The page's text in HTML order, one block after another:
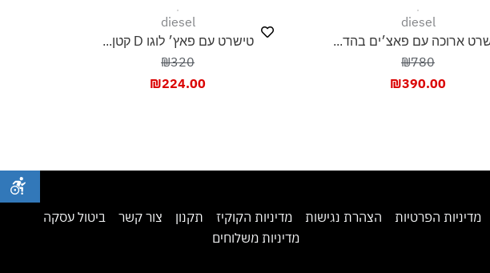
diesel
ארוכה עם פאצ׳ים בהד...
₪780
₪390.00
diesel
טישרט עם פאץ׳ לוגו D קטן...
₪320
₪224.00
מדיניות הפרטיות הצהרת נגישות מדיניות הקוקיז תקנון צור קשר
ביטול עסקה
מדיניות משלוחים